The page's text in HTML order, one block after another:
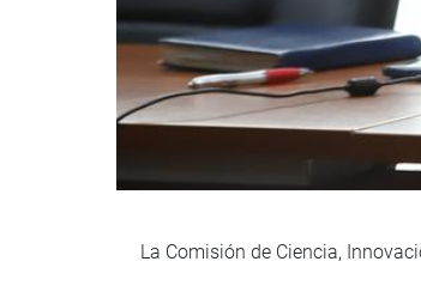
La Comisión de Ciencia,